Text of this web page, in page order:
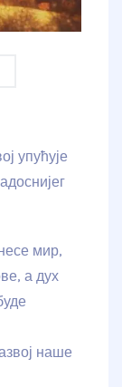
упућује
мир,
а дух
наше